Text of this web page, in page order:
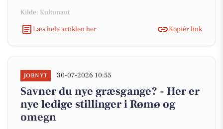
Kilde: Kultunaut
Læs hele artiklen her
Kopiér link
JOBNYT 30-07-2026 10:55
Savner du nye græsgange? - Her er
nye ledige stillinger i Rømø og
omegn